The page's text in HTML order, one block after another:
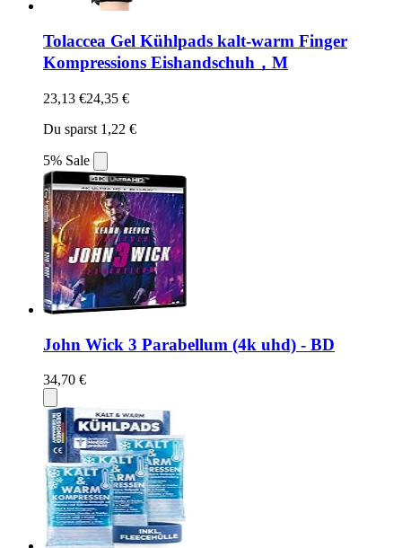
Tolaccea Gel Kühlpads kalt-warm Finger
Kompressions Eishandschuh，M
23,13 €24,35 €
Du sparst 1,22 €
5% Sale
John Wick 3 Parabellum (4k uhd) - BD
34,70 €